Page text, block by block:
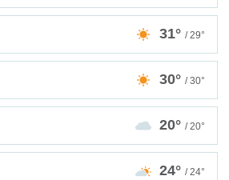
31° / 29°
30° / 30°
20° / 20°
24° / 24°